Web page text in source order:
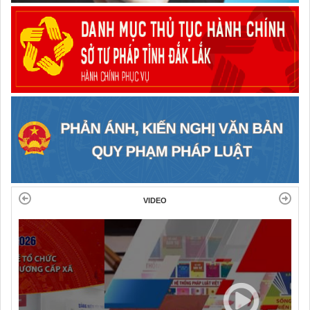
VIDEO